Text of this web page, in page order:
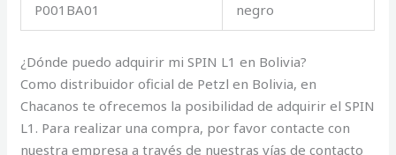
P001BA01 negro
¿Dónde puedo adquirir mi SPIN L1 en Bolivia?
Como distribuidor oficial de Petzl en Bolivia, en
Chacanos te ofrecemos la posibilidad de adquirir el SPIN
L1. Para realizar una compra, por favor contacte con
nuestra empresa a través de nuestras vías de contacto